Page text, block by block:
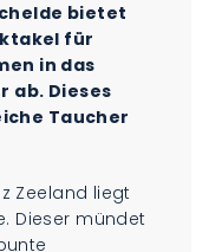
bietet
für
in das
ab. Dieses
Taucher
Zeeland liegt
Dieser mündet